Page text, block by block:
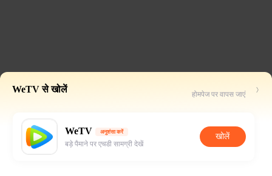
WeTV से खोलें होमपेज पर वापस जाएं
WeTV अनुशंसा करें
बड़े पैमाने पर एचडी सामग्री देखें
खोलें